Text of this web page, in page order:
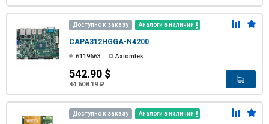
Доступно к заказу Аналоги в наличии
CAPA312HGGA-N4200
6119663 Axiomtek
542.90 $
44 608.19 ₽
Доступно к заказу Аналоги в наличии